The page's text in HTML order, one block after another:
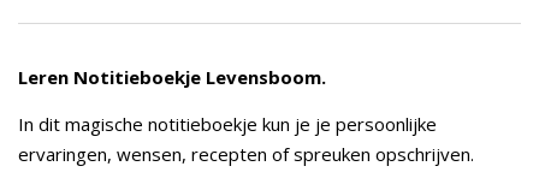
Leren Notitieboekje Levensboom.
In dit magische notitieboekje kun je je persoonlijke
ervaringen, wensen, recepten of spreuken opschrijven.